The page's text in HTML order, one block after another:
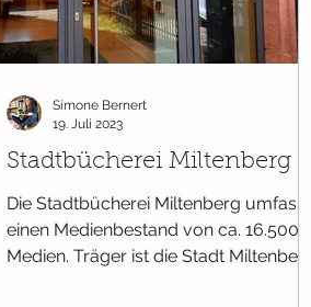
Ab 18 Monaten
Stadtbücherei Miltenberg
Die Stadtbücherei Miltenberg umfasst
einen Medienbestand von ca. 16.500
Medien. Träger ist die Stadt Miltenberg.
Simone Bernert
19. Juli 2023